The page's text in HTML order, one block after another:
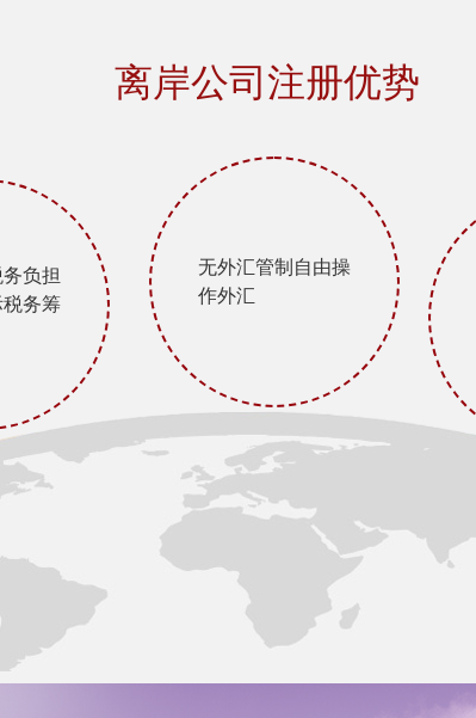
离岸公司注册优势
负担
务筹
无外汇管制自由操
作外汇